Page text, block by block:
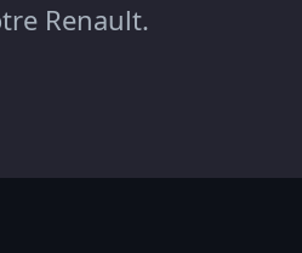
Renault.